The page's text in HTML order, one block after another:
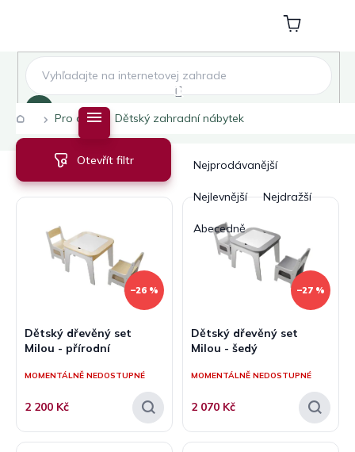
Nákupní
košík
DomůPro děti Dětský zahradní nábytek
a
e
k
ů
Nejprodávanější
Nejlevnější Nejdražší
Abecedně
Otevřít filtr
V
p
i
–26 %
Dětský dřevěný set
Milou - přírodní
MOMENTÁLNĚ NEDOSTUPNÉ
2 200 Kč
–27 %
Dětský dřevěný set
Milou - šedý
MOMENTÁLNĚ NEDOSTUPNÉ
2 070 Kč